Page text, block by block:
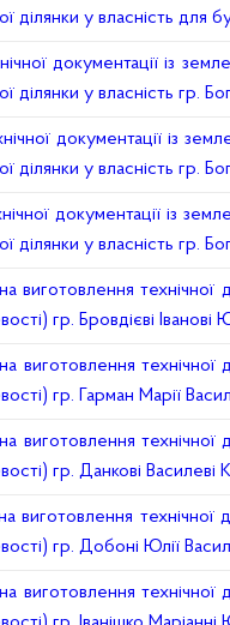
ділянки у власність для
документації із
ділянки у власність гр.
документації із
ділянки у власність гр.
документації із
ділянки у власність гр.
виготовлення
гр. Бровдієві Іванові
виготовлення
гр. Гарман Марії
виготовлення
гр. Данкові Василеві
виготовлення
гр. Добоні Юлії
виготовлення